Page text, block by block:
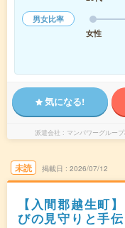
男女比率
女性
気になる!
派遣会社 マンパワーグルー
未読 掲載日 2026/07/12
【入間郡越生町
びの見守りと手